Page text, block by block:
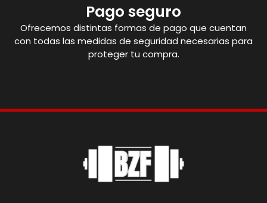
Pago seguro
Ofrecemos distintas formas de pago que cuentan
con todas las medidas de seguridad necesarias para
proteger tu compra.